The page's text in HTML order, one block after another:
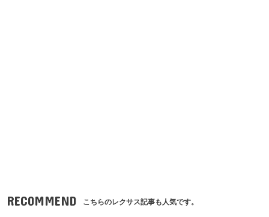
RECOMMEND こちらのレクサス記事も人気です。